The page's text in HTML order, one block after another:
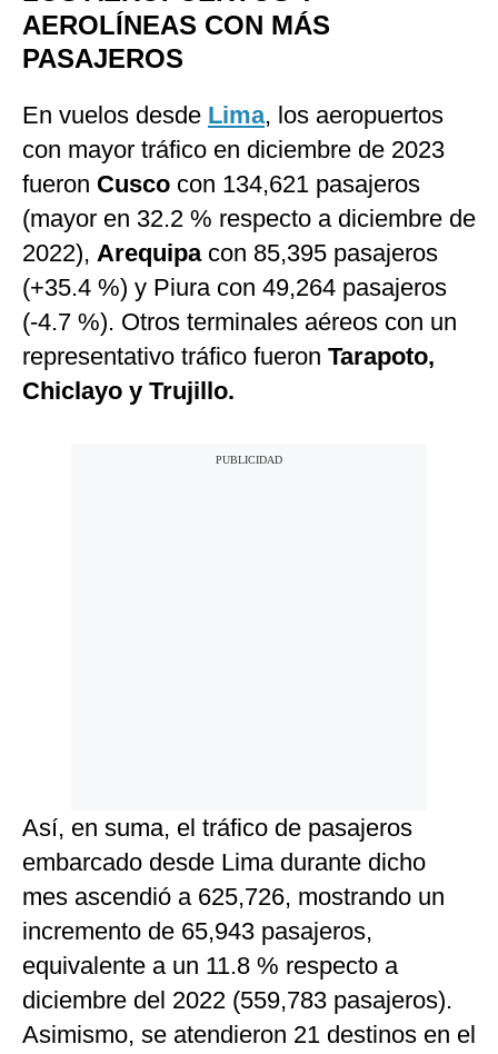
AEROLÍNEAS CON MÁS
PASAJEROS
En vuelos desde Lima, los aeropuertos
con mayor tráfico en diciembre de 2023
fueron Cusco con 134,621 pasajeros
(mayor en 32.2 % respecto a diciembre de
2022), Arequipa con 85,395 pasajeros
(+35.4 %) y Piura con 49,264 pasajeros
(-4.7 %). Otros terminales aéreos con un
representativo tráfico fueron Tarapoto,
Chiclayo y Trujillo.
Así, en suma, el tráfico de pasajeros
embarcado desde Lima durante dicho
mes ascendió a 625,726, mostrando un
incremento de 65,943 pasajeros,
equivalente a un 11.8 % respecto a
diciembre del 2022 (559,783 pasajeros).
Asimismo, se atendieron 21 destinos en el